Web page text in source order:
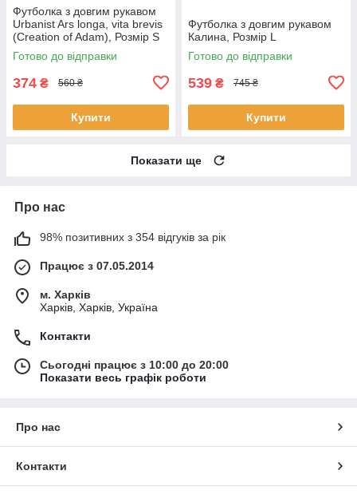
Футболка з довгим рукавом
Urbanist Ars longa, vita brevis
(Сreation of Adam), Розмір S
Готово до відправки
374 ₴ 560 ₴
Купити
Футболка з довгим рукавом
Калина, Розмір L
Готово до відправки
539 ₴ 745 ₴
Купити
Показати ще
Про нас
98% позитивних з 354 відгуків за рік
Працює з 07.05.2014
м. Харків
Харків, Харків, Україна
Контакти
Сьогодні працює з 10:00 до 20:00
Показати весь графік роботи
Про нас
Контакти